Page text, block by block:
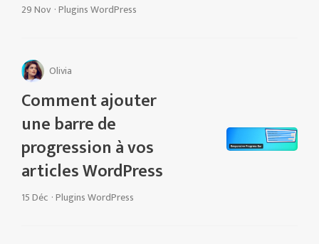
29 Nov ·Plugins WordPress
Olivia
Comment ajouter
une barre de
progression à vos
articles WordPress
15 Déc ·Plugins WordPress